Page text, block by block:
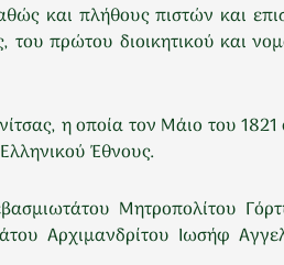
και πλήθους πιστών και
του πρώτου διοικητικού και
η οποία τον Μάιο του 1821
Έθνους.
Μητροπολίτου
Αρχιμανδρίτου Ιωσήφ